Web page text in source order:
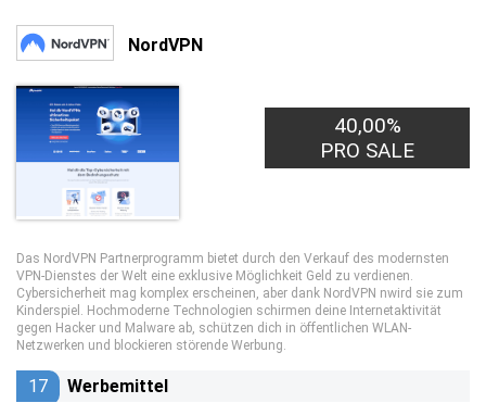
NordVPN
40,00%
PRO SALE
Das NordVPN Partnerprogramm bietet durch den Verkauf des modernsten
VPN-Dienstes der Welt eine exklusive Möglichkeit Geld zu verdienen.
Cybersicherheit mag komplex erscheinen, aber dank NordVPN nwird sie zum
Kinderspiel. Hochmoderne Technologien schirmen deine Internetaktivität
gegen Hacker und Malware ab, schützen dich in öffentlichen WLAN-
Netzwerken und blockieren störende Werbung.
17 Werbemittel